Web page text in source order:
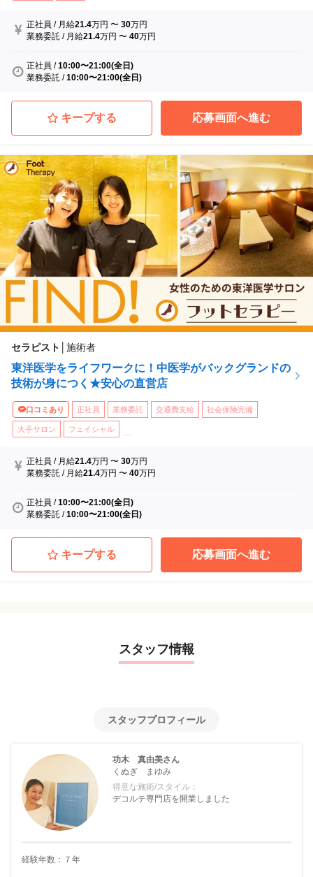
正社員 / 月給21.4万円 〜30万円
業務委託 / 月給21.4万円 〜40万円
正社員 /10:00〜21:00(全日)
業務委託 /10:00〜21:00(全日)
キープする 応募画面へ進む
セラピスト 施術者
東洋医学をライフワークに！中医学がバックグランドの
技術が身につく★安心の直営店
口コミあり 正社員 業務委託 交通費支給 社会保険完備
大手サロン フェイシャル
正社員 / 月給21.4万円 〜30万円
業務委託 / 月給21.4万円 〜40万円
正社員 /10:00〜21:00(全日)
業務委託 /10:00〜21:00(全日)
キープする 応募画面へ進む
スタッフ情報
スタッフプロフィール
功木 真由美さん
くぬぎ まゆみ
得意な施術/スタイル：
デコルテ専門店を開業しました
経験年数：７年